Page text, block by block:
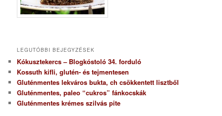
LEGUTÓBBI BEJEGYZÉSEK
Kókusztekercs – Blogkóstoló 34. forduló
Kossuth kifli, glutén- és tejmentesen
Gluténmentes lekváros bukta, ch csökkentett lisztből
Gluténmentes, paleo “cukros” fánkocskák
Gluténmentes krémes szilvás pite